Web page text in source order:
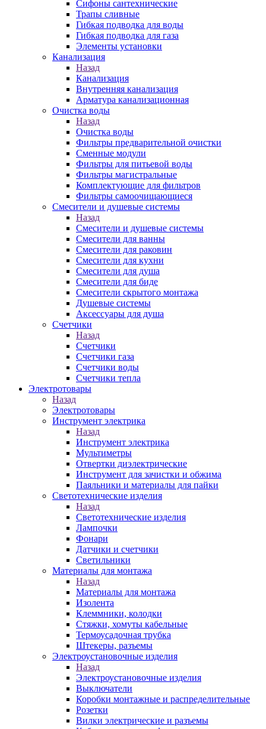
Сифоны сантехнические
Трапы сливные
Гибкая подводка для воды
Гибкая подводка для газа
Элементы установки
Канализация
Назад
Канализация
Внутренняя канализация
Арматура канализационная
Очистка воды
Назад
Очистка воды
Фильтры предварительной очистки
Сменные модули
Фильтры для питьевой воды
Фильтры магистральные
Комплектующие для фильтров
Фильтры самоочищающиеся
Смесители и душевые системы
Назад
Смесители и душевые системы
Смесители для ванны
Смесители для раковин
Смесители для кухни
Смесители для душа
Смесители для биде
Смесители скрытого монтажа
Душевые системы
Аксессуары для душа
Счетчики
Назад
Счетчики
Счетчики газа
Счетчики воды
Счетчики тепла
Электротовары
Назад
Электротовары
Инструмент электрика
Назад
Инструмент электрика
Мультиметры
Отвертки диэлектрические
Инструмент для зачистки и обжима
Паяльники и материалы для пайки
Светотехнические изделия
Назад
Светотехнические изделия
Лампочки
Фонари
Датчики и счетчики
Светильники
Материалы для монтажа
Назад
Материалы для монтажа
Изолента
Клеммники, колодки
Стяжки, хомуты кабельные
Термоусадочная трубка
Штекеры, разъемы
Электроустановочные изделия
Назад
Электроустановочные изделия
Выключатели
Коробки монтажные и распределительные
Розетки
Вилки электрические и разъемы